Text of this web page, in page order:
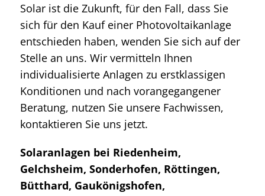
Solar ist die Zukunft, für den Fall, dass Sie
sich für den Kauf einer Photovoltaikanlage
entschieden haben, wenden Sie sich auf der
Stelle an uns. Wir vermitteln Ihnen
individualisierte Anlagen zu erstklassigen
Konditionen und nach vorangegangener
Beratung, nutzen Sie unsere Fachwissen,
kontaktieren Sie uns jetzt.
Solaranlagen bei Riedenheim,
Gelchsheim, Sonderhofen, Röttingen,
Bütthard, Gaukönigshofen,